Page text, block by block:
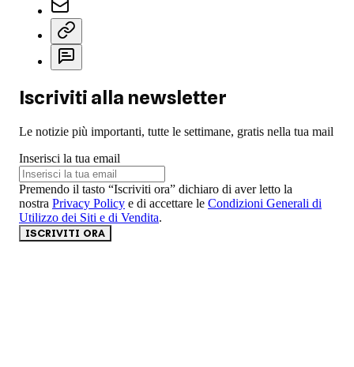
Iscriviti alla newsletter
Le notizie più importanti, tutte le settimane, gratis nella tua mail
Inserisci la tua email
Premendo il tasto “Iscriviti ora” dichiaro di aver letto la
nostra Privacy Policy e di accettare le Condizioni Generali di
Utilizzo dei Siti e di Vendita.
ISCRIVITI ORA